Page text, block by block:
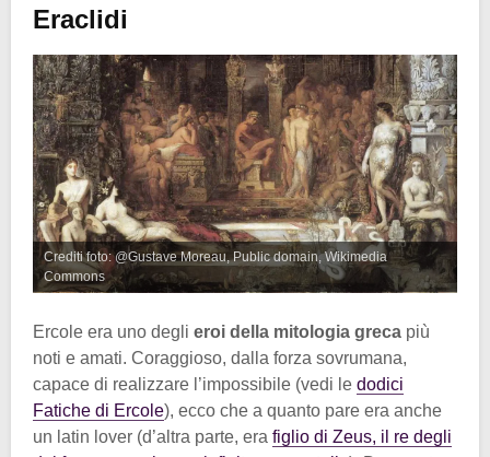
Eraclidi
Crediti foto: @Gustave Moreau, Public domain, Wikimedia
Commons
Ercole era uno degli eroi della mitologia greca più
noti e amati. Coraggioso, dalla forza sovrumana,
capace di realizzare l’impossibile (vedi le dodici
Fatiche di Ercole), ecco che a quanto pare era anche
un latin lover (d’altra parte, era figlio di Zeus, il re degli